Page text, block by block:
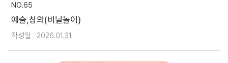
NO.65
예술,창의(비닐놀이)
작성일 : 2026.01.31